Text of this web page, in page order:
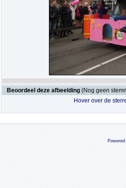
Beoordeel deze afbeelding (Nog geen
Hover over de